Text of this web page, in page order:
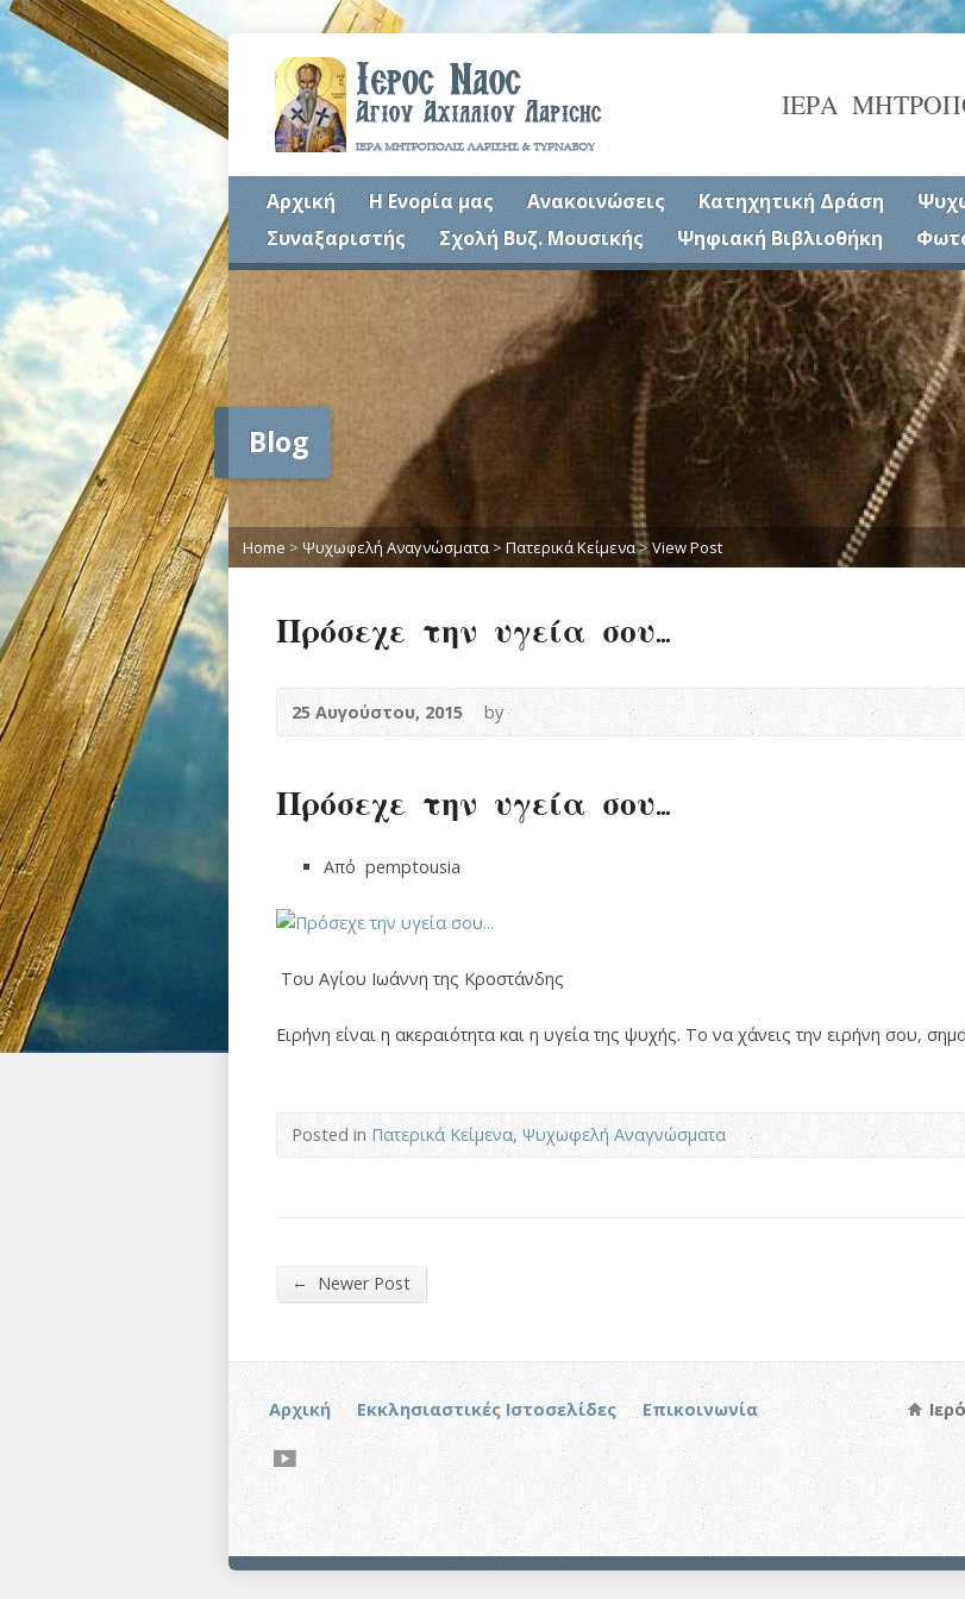
ΙΕΡΑ
Αρχική Η Ενορία μας Ανακοινώσεις Κατηχητική Δράση
Συναξαριστής
Σχολή Βυζ. Μουσικής Ψηφιακή Βιβλιοθήκη
Blog
Home > Ψυχωφελή Αναγνώσματα > Πατερικά Κείμενα>View Post
Πρόσεχε την υγεία σου…
25 Αυγούστου, 2015 by
Πρόσεχε την υγεία σου…
Από pemptousia
Του Αγίου Ιωάννη της Κροστάνδης
Ειρήνη είναι η ακεραιότητα και η υγεία της ψυχής. Το να χάνεις την ειρήνη σου,
Posted inΠατερικά Κείμενα,Ψυχωφελή Αναγνώσματα
← Newer Post
Αρχική Εκκλησιαστικές Ιστοσελίδες Επικοινωνία